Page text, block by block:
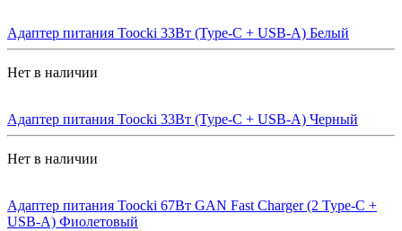
Адаптер питания Toocki 33Вт (Type-C + USB-A) Белый
Нет в наличии
Адаптер питания Toocki 33Вт (Type-C + USB-A) Черный
Нет в наличии
Адаптер питания Toocki 67Вт GAN Fast Charger (2 Type-C +
USB-A) Фиолетовый